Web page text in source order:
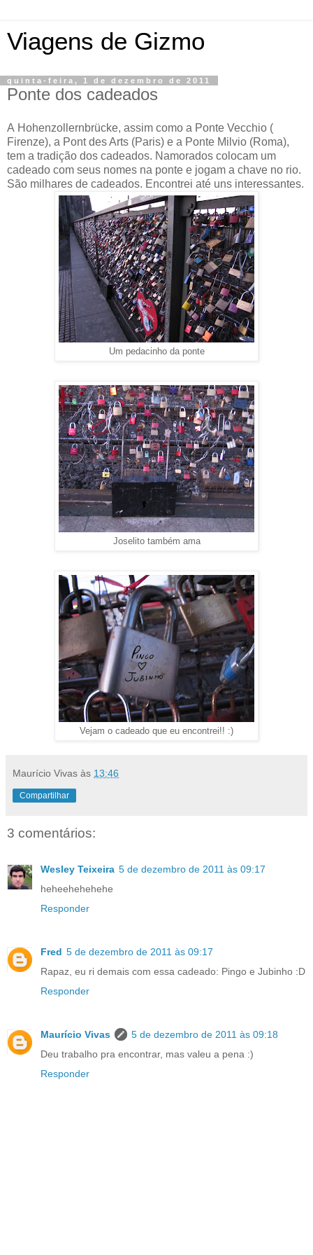
Viagens de Gizmo
quinta-feira, 1 de dezembro de 2011
Ponte dos cadeados
A Hohenzollernbrücke, assim como a Ponte Vecchio (
Firenze), a Pont des Arts (Paris) e a Ponte Milvio (Roma),
tem a tradição dos cadeados. Namorados colocam um
cadeado com seus nomes na ponte e jogam a chave no rio.
São milhares de cadeados. Encontrei até uns interessantes.
Um pedacinho da ponte
Joselito também ama
Vejam o cadeado que eu encontrei!! :)
Maurício Vivas às 13:46
Compartilhar
3 comentários:
Wesley Teixeira 5 de dezembro de 2011 às 09:17
heheehehehehe
Responder
Fred 5 de dezembro de 2011 às 09:17
Rapaz, eu ri demais com essa cadeado: Pingo e Jubinho :D
Responder
Maurício Vivas
5 de dezembro de 2011 às 09:18
Deu trabalho pra encontrar, mas valeu a pena :)
Responder